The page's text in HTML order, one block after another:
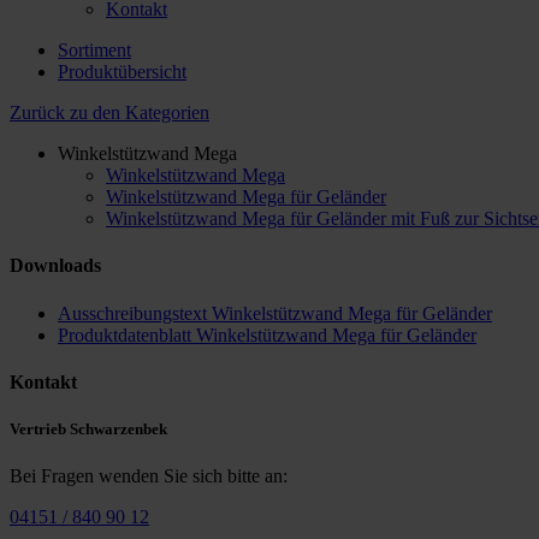
Kontakt
Sortiment
Produktübersicht
Zurück zu den Kategorien
Winkelstützwand Mega
Winkelstützwand Mega
Winkelstützwand Mega für Geländer
Winkelstützwand Mega für Geländer mit Fuß zur
Downloads
Ausschreibungstext Winkelstützwand Mega für Geländer
Produktdatenblatt Winkelstützwand Mega für Geländer
Kontakt
Vertrieb Schwarzenbek
Bei Fragen wenden Sie sich bitte an:
04151 / 840 90 12